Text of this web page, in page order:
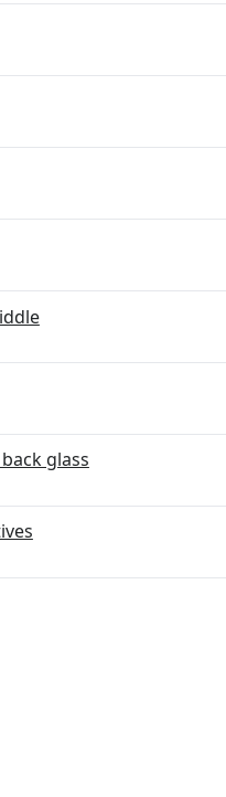
glass